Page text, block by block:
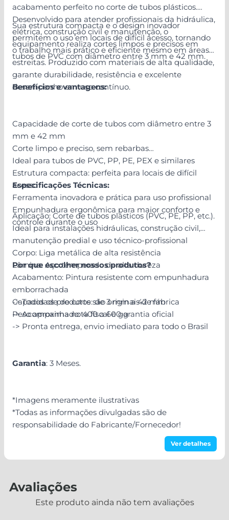
Ver detalhes
acabamento perfeito no corte de tubos plásticos.
Desenvolvido para atender profissionais da hidráulica,
elétrica, construção civil e manutenção, o
equipamento realiza cortes limpos e precisos em
tubos de PVC com diâmetro entre 3 mm e 42 mm.
Sua estrutura compacta e o design inovador
permitem o uso em locais de difícil acesso, tornando
o trabalho mais prático e eficiente mesmo em áreas
estreitas. Produzido com materiais de alta qualidade,
garante durabilidade, resistência e excelente
desempenho em uso contínuo.
Benefícios e vantagens:
Capacidade de corte de tubos com diâmetro entre 3
mm e 42 mm
Corte limpo e preciso, sem rebarbas
Ideal para tubos de PVC, PP, PE, PEX e similares
Estrutura compacta: perfeita para locais de difícil
acesso
Ferramenta inovadora e prática para uso profissional
Empunhadura ergonômica para maior conforto e
controle durante o uso
Especificações Técnicas:
Aplicação: Corte de tubos plásticos (PVC, PE, PP, etc.).
Ideal para instalações hidráulicas, construção civil,
manutenção predial e uso técnico-profissional
Corpo: Liga metálica de alta resistência
Lâmina: Aço temperado de alta dureza
Acabamento: Pintura resistente com empunhadura
emborrachada
Capacidade de corte: de 3 mm a 42 mm
Peso aproximado: 400 a 600 g
Por que escolher nossos produtos?
-> Todos os produtos são originais de fábrica
-> Acompanha nota fiscal e garantia oficial
-> Pronta entrega, envio imediato para todo o Brasil
Garantia: 3 Meses.
*Imagens meramente ilustrativas
*Todas as informações divulgadas são de
responsabilidade do Fabricante/Fornecedor!
Avaliações
Este produto ainda não tem avaliações